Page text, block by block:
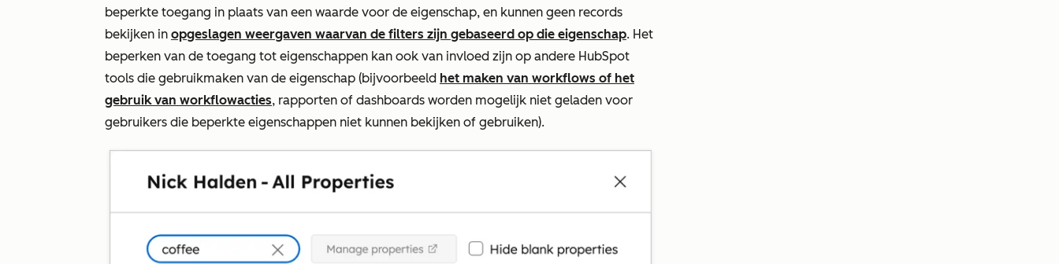
beperkte toegang in plaats van een waarde voor de eigenschap, en kunnen geen records
bekijken in opgeslagen weergaven waarvan de filters zijn gebaseerd op die eigenschap. Het
beperken van de toegang tot eigenschappen kan ook van invloed zijn op andere HubSpot
tools die gebruikmaken van de eigenschap (bijvoorbeeld het maken van workflows of het
gebruik van workflowacties, rapporten of dashboards worden mogelijk niet geladen voor
gebruikers die beperkte eigenschappen niet kunnen bekijken of gebruiken).